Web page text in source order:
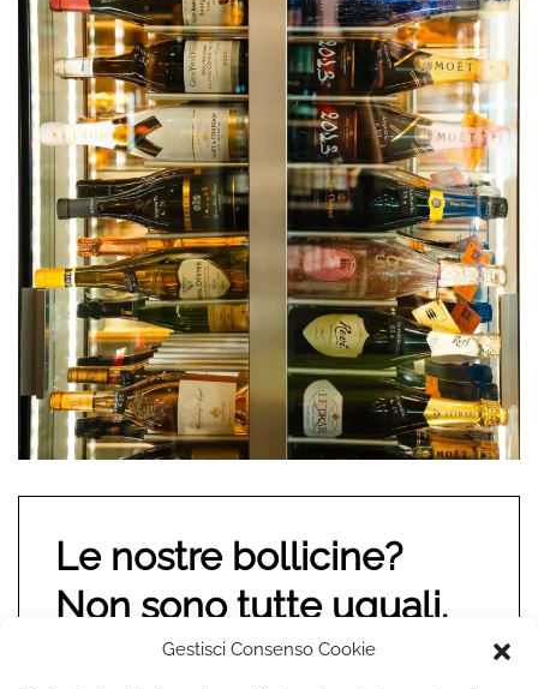
Gestisci Consenso Cookie
Le nostre bollicine?
Non sono tutte uguali.